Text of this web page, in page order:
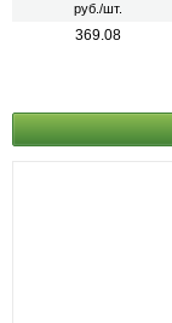
руб./шт.
369.08